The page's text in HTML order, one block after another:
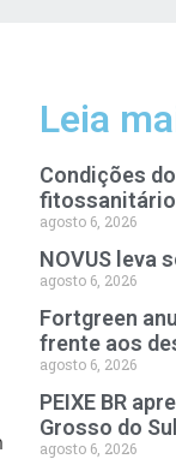
Leia
Condições
agosto 6, 2026
NOVUS leva
agosto 6, 2026
Fortgreen
frente aos
agosto 6, 2026
PEIXE BR
Grosso do Sul
agosto 6, 2026